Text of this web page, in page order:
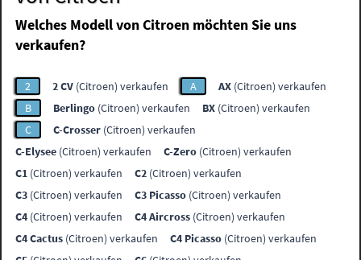
Welches Modell von Citroen möchten Sie uns
verkaufen?
2 2 CV (Citroen) verkaufen A AX (Citroen) verkaufen
B
Berlingo (Citroen) verkaufen BX (Citroen) verkaufen
C
C-Crosser (Citroen) verkaufen
C-Elysee (Citroen) verkaufen C-Zero (Citroen) verkaufen
C1 (Citroen) verkaufen C2 (Citroen) verkaufen
C3 (Citroen) verkaufen C3 Picasso (Citroen) verkaufen
C4 (Citroen) verkaufen C4 Aircross (Citroen) verkaufen
C4 Cactus (Citroen) verkaufen C4 Picasso (Citroen) verkaufen